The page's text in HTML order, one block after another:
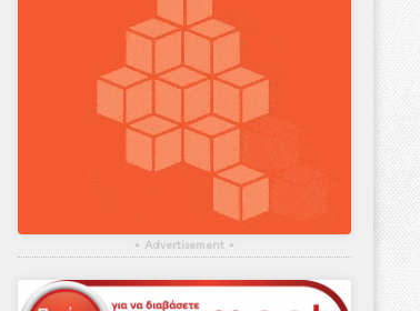
▴ Advertisement ▴